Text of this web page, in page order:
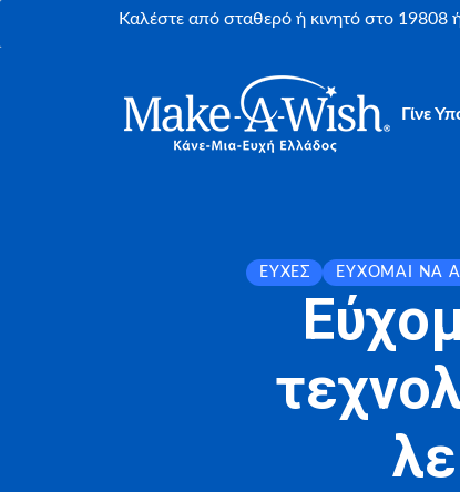
Καλέστε από σταθερό ή κινητό στο 19808
Γίνε
ΕΥΧΈΣ ΕΎΧΟΜΑΙ ΝΑ